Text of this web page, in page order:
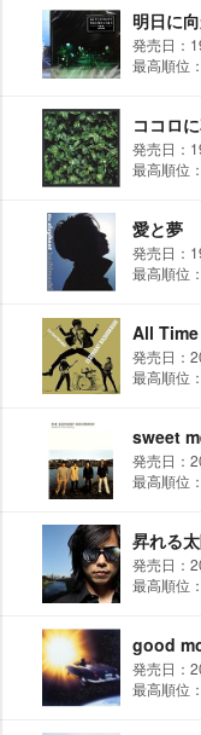
明日に
発売日：
最高順位
ココロ
発売日：
最高順位
愛と夢
発売日：
最高順位
All
発売日：
最高順位
sweet
発売日：
最高順位
昇れる
発売日：
最高順位
good
発売日：
最高順位